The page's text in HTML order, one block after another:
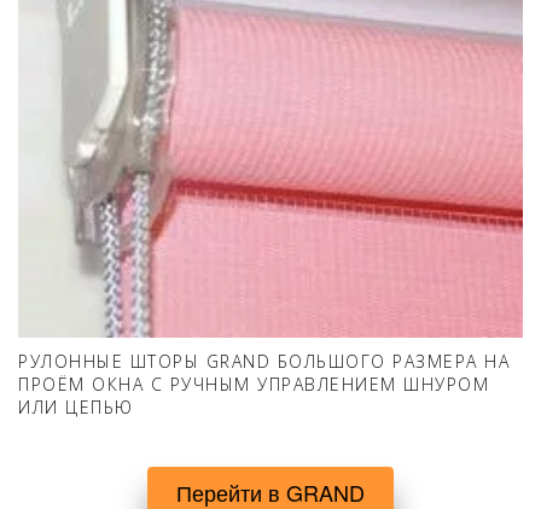
РУЛОННЫЕ ШТОРЫ GRAND БОЛЬШОГО РАЗМЕРА НА
ПРОЁМ ОКНА С РУЧНЫМ УПРАВЛЕНИЕМ ШНУРОМ
ИЛИ ЦЕПЬЮ
Перейти в GRAND